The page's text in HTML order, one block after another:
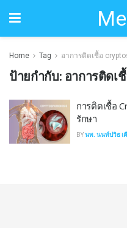
Home Tag อาการติดเชื้อ
ป้ายกำกับ: อาการติดเ
การติดเชื้อ
รักษา
BYนพ. นนท์ปวิธ เ